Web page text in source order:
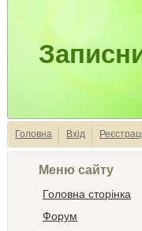
Головна Вхід
Меню сайту
Головна сторінка
Форум